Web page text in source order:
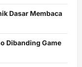
Dasar Membaca
Dibanding Game